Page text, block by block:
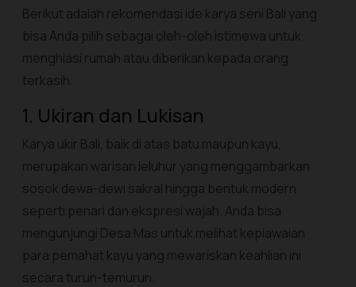
Berikut adalah rekomendasi ide karya seni Bali yang
bisa Anda pilih sebagai oleh-oleh istimewa untuk
menghiasi rumah atau diberikan kepada orang
terkasih:
1. Ukiran dan Lukisan
Karya ukir Bali, baik di atas batu maupun kayu,
merupakan warisan leluhur yang menggambarkan
sosok dewa-dewi sakral hingga bentuk modern
seperti penari dan ekspresi wajah. Anda bisa
mengunjungi Desa Mas untuk melihat kepiawaian
para pemahat kayu yang mewariskan keahlian ini
secara turun-temurun.